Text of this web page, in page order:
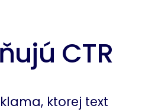
CTR
ktorej text